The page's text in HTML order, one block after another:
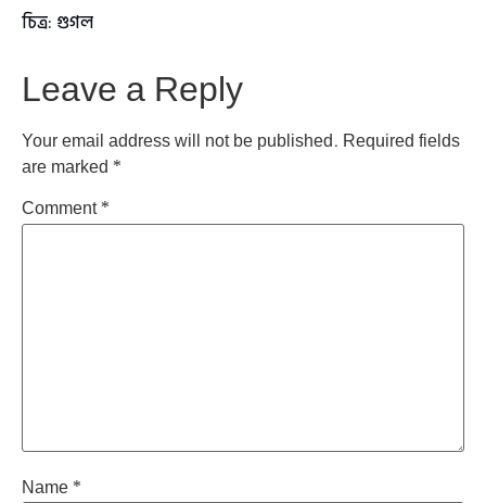
চিত্র: গুগল
Leave a Reply
Your email address will not be published. Required fields
are marked *
Comment*
Name *